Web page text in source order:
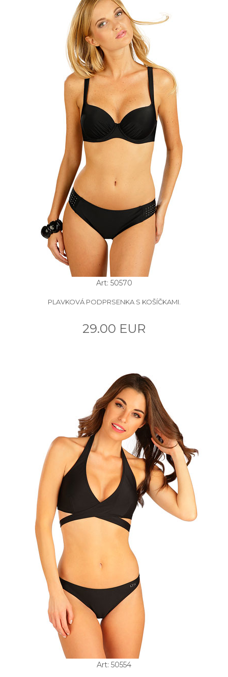
Art: 50570
PLAVKOVÁ PODPRSENKA S KOŠÍČKAMI.
29.00 EUR
Art: 50554